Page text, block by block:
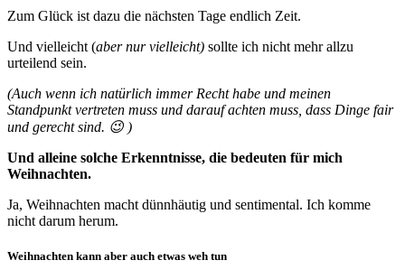
Zum Glück ist dazu die nächsten Tage endlich Zeit.
Und vielleicht (aber nur vielleicht) sollte ich nicht mehr allzu
urteilend sein.
(Auch wenn ich natürlich immer Recht habe und meinen
Standpunkt vertreten muss und darauf achten muss, dass Dinge fair
und gerecht sind. 😉 )
Und alleine solche Erkenntnisse, die bedeuten für mich
Weihnachten.
Ja, Weihnachten macht dünnhäutig und sentimental. Ich komme
nicht darum herum.
Weihnachten kann aber auch etwas weh tun